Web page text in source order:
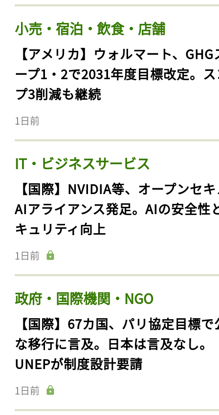
小売・宿泊・飲食・店舗
【アメリカ】ウォルマート、GHG
ープ1・2で2031年度目標改定。
プ3削減も継続
1日前
IT・ビジネスサービス
【国際】NVIDIA等、オープンセ
AIアライアンス発足。AIの安全性
キュリティ向上
1日前
政府・国際機関・NGO
【国際】67カ国、パリ協定目標で
な移行に言及。日本は言及なし。
UNEPが制度設計要請
1日前